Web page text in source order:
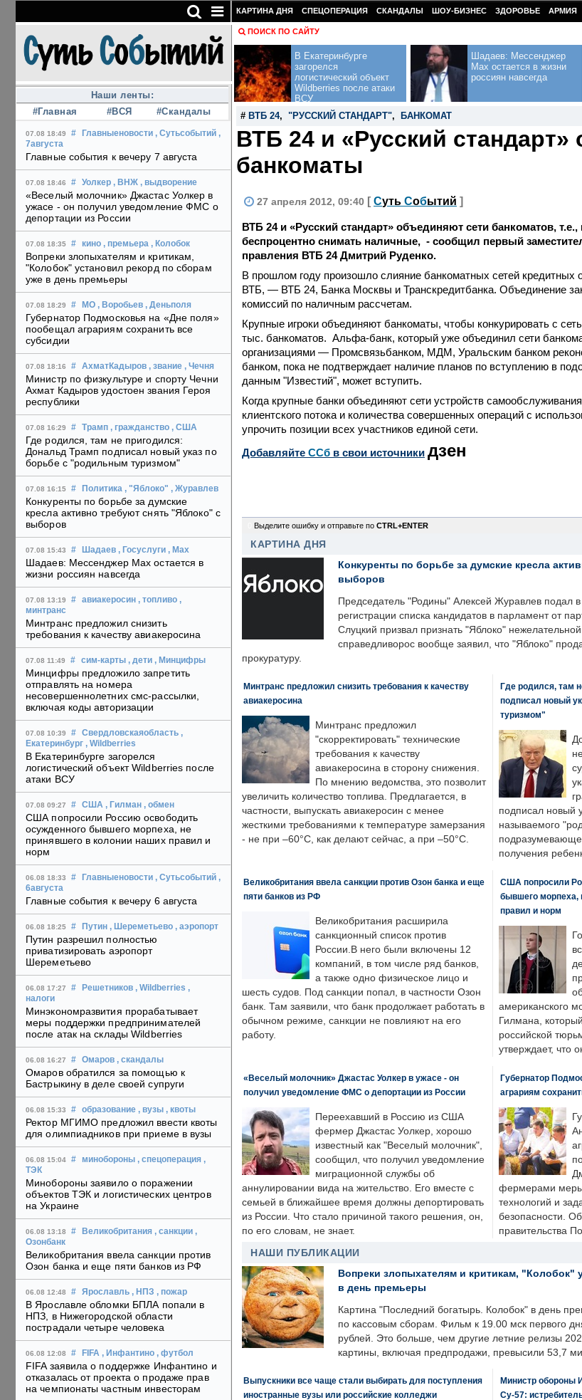
Наши ленты:
#Главная
#ВСЯ #Скандалы
07.08 18:49 # Главныеновости , Сутьсобытий ,
7августа
Главные события к вечеру 7 августа
07.08 18:46 # Уолкер , ВНЖ , выдворение
«Веселый молочник» Джастас Уолкер в
ужасе - он получил уведомление ФМС о
депортации из России
07.08 18:35 # кино , премьера , Колобок
Вопреки злопыхателям и критикам,
"Колобок" установил рекорд по сборам
уже в день премьеры
07.08 18:29 # МО , Воробьев , Деньполя
Губернатор Подмосковья на «Дне поля»
пообещал аграриям сохранить все
субсидии
07.08 18:16 # АхматКадыров , звание , Чечня
Министр по физкультуре и спорту Чечни
Ахмат Кадыров удостоен звания Героя
республики
07.08 16:29 # Трамп , гражданство , США
Где родился, там не пригодился:
Дональд Трамп подписал новый указ по
борьбе с "родильным туризмом"
07.08 16:15 # Политика , "Яблоко" , Журавлев
Конкуренты по борьбе за думские
кресла активно требуют снять "Яблоко" с
выборов
07.08 15:43 # Шадаев , Госуслуги , Max
Шадаев: Мессенджер Max остается в
жизни россиян навсегда
07.08 13:19 # авиакеросин , топливо ,
минтранс
Минтранс предложил снизить
требования к качеству авиакеросина
07.08 11:49 # сим-карты , дети , Минцифры
Минцифры предложило запретить
отправлять на номера
несовершеннолетних смс-рассылки,
включая коды авторизации
07.08 10:39 # Свердловскаяобласть ,
Екатеринбург , Wildberries
В Екатеринбурге загорелся
логистический объект Wildberries после
атаки ВСУ
07.08 09:27 # США , Гилман , обмен
США попросили Россию освободить
осужденного бывшего морпеха, не
принявшего в колонии наших правил и
норм
06.08 18:33 # Главныеновости , Сутьсобытий ,
6августа
Главные события к вечеру 6 августа
06.08 18:25 # Путин , Шереметьево , аэропорт
Путин разрешил полностью
приватизировать аэропорт
Шереметьево
06.08 17:27 # Решетников , Wildberries ,
налоги
Минэкономразвития прорабатывает
меры поддержки предпринимателей
после атак на склады Wildberries
06.08 16:27 # Омаров , скандалы
Омаров обратился за помощью к
Бастрыкину в деле своей супруги
06.08 15:33 # образование , вузы , квоты
Ректор МГИМО предложил ввести квоты
для олимпиадников при приеме в вузы
06.08 15:04 # минобороны , спецоперация ,
ТЭК
Минобороны заявило о поражении
объектов ТЭК и логистических центров
на Украине
06.08 13:18 # Великобритания , санкции ,
Озонбанк
Великобритания ввела санкции против
Озон банка и еще пяти банков из РФ
06.08 12:48 # Ярославль , НПЗ , пожар
В Ярославле обломки БПЛА попали в
НПЗ, в Нижегородской области
пострадали четыре человека
06.08 12:08 # FIFA , Инфантино , футбол
FIFA заявила о поддержке Инфантино и
отказалась от проекта о продаже прав
на чемпионаты частным инвесторам
КАРТИНА ДНЯ СПЕЦОПЕРАЦИЯ СКАНДАЛЫ ШОУ-БИЗНЕС ЗДОРОВЬЕ АРМИЯ
ПОИСК ПО САЙТУ
В Екатеринбурге
загорелся
логистический объект
Wildberries после атаки
ВСУ
Шадаев: Мессенджер
Max остается в жизни
россиян навсегда
# ВТБ 24, "РУССКИЙ СТАНДАРТ", БАНКОМАТ
ВТБ 24 и «Русский
банкоматы
27 апреля 2012, 09:40 [ Суть Событий ]
ВТБ 24 и «Русский стандарт» объединяют сети банкоматов,
беспроцентно снимать наличные, - сообщил первый
правления ВТБ 24 Дмитрий Руденко.
В прошлом году произошло слияние банкоматных сетей кредитных
ВТБ, — ВТБ 24, Банка Москвы и Транскредитбанка. Объединение
комиссий по наличным рассчетам.
Крупные игроки объединяют банкоматы, чтобы конкурировать с
тыс. банкоматов. Альфа-банк, который уже объединил сети
организациями — Промсвязьбанком, МДМ, Уральским банком
банком, пока не подтверждает наличие планов по вступлению в
данным "Известий", может вступить.
Когда крупные банки объединяют сети устройств
клиентского потока и количества совершенных операций с
упрочить позиции всех участников единой сети.
Добавляйте CСб в свои источники дзен
Выделите ошибку и отправьте по CTRL+ENTER
КАРТИНА ДНЯ
Конкуренты по борьбе за думские кресла
выборов
Председатель "Родины" Алексей Журавлев подал
регистрации списка кандидатов в парламент от
Слуцкий призвал признать "Яблоко"
справедливорос вообще заявил, что "Яблоко"
прокуратуру.
Минтранс предложил снизить требования к качеству
авиакеросина
Минтранс предложил
"скорректировать" технические
требования к качеству
авиакеросина в сторону снижения.
По мнению ведомства, это позволит
увеличить количество топлива. Предлагается, в
частности, выпускать авиакеросин с менее
жесткими требованиями к температуре замерзания
- не при –60°C, как делают сейчас, а при –50°C.
Где родился, там
подписал новый
туризмом"
подписал новый
называемого
получения
Великобритания ввела санкции против Озон банка и еще
пяти банков из РФ
Великобритания расширила
санкционный список против
России.В него были включены 12
компаний, в том числе ряд банков,
а также одно физическое лицо и
шесть судов. Под санкции попал, в частности Озон
банк. Там заявили, что банк продолжает работать в
обычном режиме, санкции не повлияют на его
работу.
США попросили
бывшего морпеха,
правил и норм
американского
Гилмана,
российской
утверждает, что
«Веселый молочник» Джастас Уолкер в ужасе - он
получил уведомление ФМС о депортации из России
Переехавший в Россию из США
фермер Джастас Уолкер, хорошо
известный как "Веселый молочник",
сообщил, что получил уведомление
миграционной службы об
аннулировании вида на жительство. Его вместе с
семьей в ближайшее время должны депортировать
из России. Что стало причиной такого решения, он,
по его словам, не знает.
Губернатор
аграриям
фермерами меры
технологий и
безопасности.
правительства
НАШИ ПУБЛИКАЦИИ
Вопреки злопыхателям и критикам, "Колобок"
в день премьеры
Картина "Последний богатырь. Колобок" в день
по кассовым сборам. Фильм к 19.00 мск первого
рублей. Это больше, чем другие летние релизы
картины, включая предпродажи, превысили 53,7
Выпускники все чаще стали выбирать для поступления
иностранные вузы или российские колледжи
Министр обороны
Су-57: